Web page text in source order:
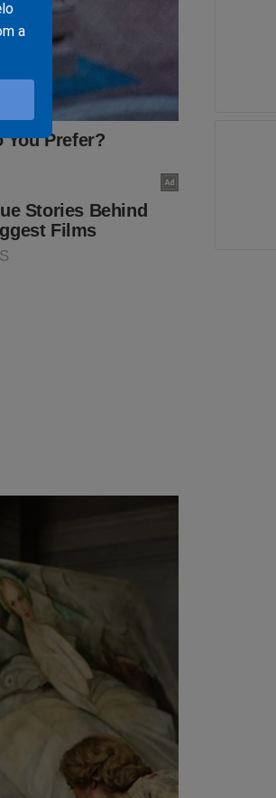
a
que acusa Lulinha
senadores que não o
esconder. Detalhes e
"O Homem Mais
Silva"
Aproveite
o-homem-como-o-